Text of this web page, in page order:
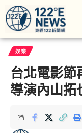
娛樂
台北電影節
導演內山拓